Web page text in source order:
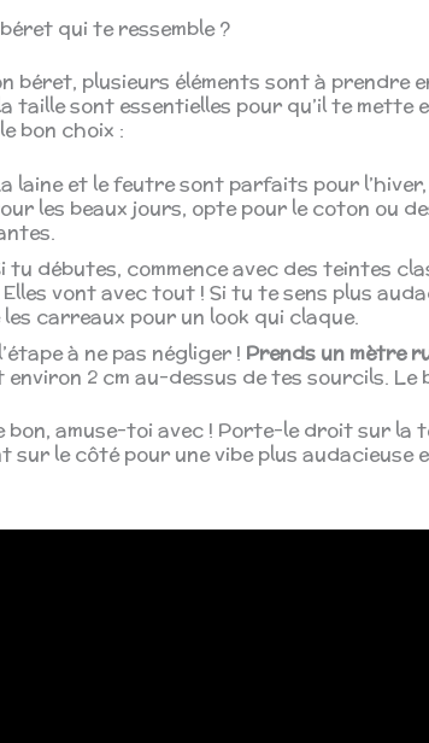
qui te ressemble ?
béret, plusieurs éléments sont à prendre
taille sont essentielles pour qu’il te mette
bon choix :
laine et le feutre sont parfaits pour
les beaux jours, opte pour le coton ou
tu débutes, commence avec des teintes
vont avec tout ! Si tu te sens plus
les carreaux pour un look qui claque.
à ne pas négliger ! Prends un mètre
2 cm au-dessus de tes sourcils.
bon, amuse-toi avec ! Porte-le droit sur la
sur le côté pour une vibe plus audacieuse